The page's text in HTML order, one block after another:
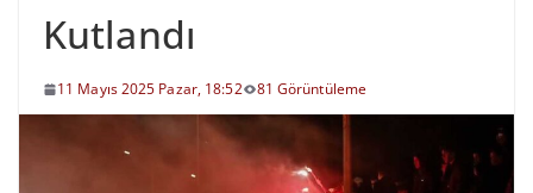
Kutlandı
11 Mayıs 2025 Pazar, 18:52 81 Görüntüleme